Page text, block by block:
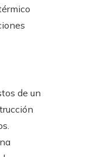
de un